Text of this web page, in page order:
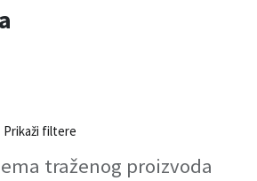
Prikaži filtere
traženog proizvoda